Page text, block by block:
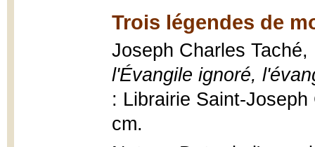
Trois légendes de
Joseph Charles Taché,
l'Évangile ignoré,
: Librairie Saint-
cm.